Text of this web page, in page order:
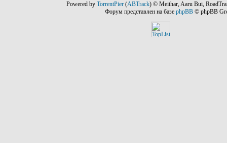
Powered by TorrentPier (ABTrack) © Meithar, Aaru Bui,
Форум представлен на базе phpBB© phpBB